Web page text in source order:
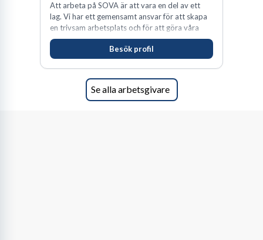
Att arbeta på SOVA är att vara en del av ett
lag. Vi har ett gemensamt ansvar för att skapa
en trivsam arbetsplats och för att göra våra
kunder nöjda. Som medarbetare hos oss
förväntas du visa engagemang, öppenhet,
ansvar och respekt.
Besök profil
Se alla arbetsgivare